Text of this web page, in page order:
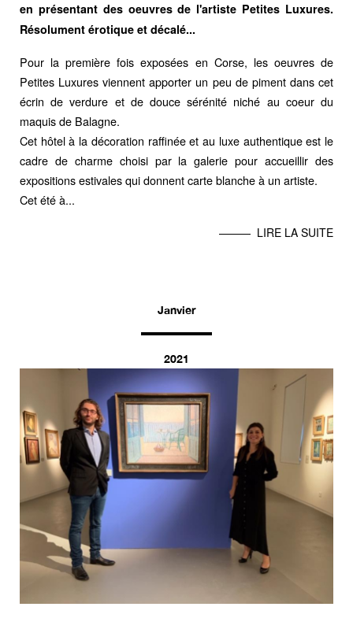
en présentant des oeuvres de l'artiste Petites Luxures.
Résolument érotique et décalé...
Pour la première fois exposées en Corse, les oeuvres de
Petites Luxures viennent apporter un peu de piment dans cet
écrin de verdure et de douce sérénité niché au coeur du
maquis de Balagne.
Cet hôtel à la décoration raffinée et au luxe authentique est le
cadre de charme choisi par la galerie pour accueillir des
expositions estivales qui donnent carte blanche à un artiste.
Cet été à...
LIRE LA SUITE
Janvier
2021